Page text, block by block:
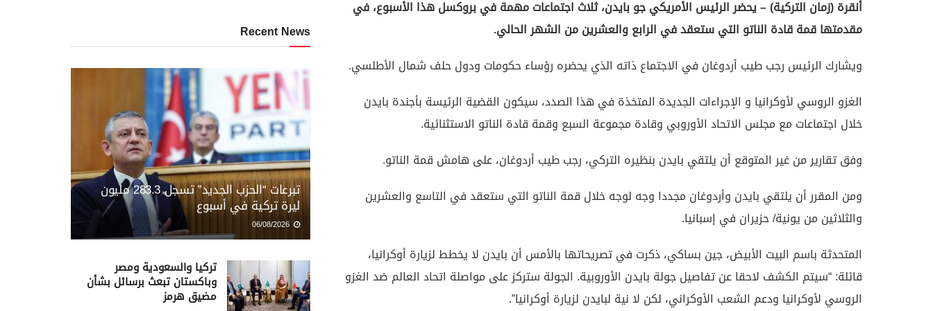
أنقرة (زمان التركية) – يحضر الرئيس الأمريكي جو بايدن، ثلاث اجتماعات مهمة في بروكسل هذا الأسبوع، في
مقدمتها قمة قادة الناتو التي ستعقد في الرابع والعشرين من الشهر الحالي.
ويشارك الرئيس رجب طيب أردوغان في الاجتماع ذاته الذي يحضره رؤساء حكومات ودول حلف شمال الأطلسي.
الغزو الروسي لأوكرانيا و الإجراءات الجديدة المتخذة في هذا الصدد، سيكون القضية الرئيسة بأجندة بايدن
خلال اجتماعات مع مجلس الاتحاد الأوروبي وقادة مجموعة السبع وقمة قادة الناتو الاستثنائية.
وفق تقارير من غير المتوقع أن يلتقي بايدن بنظيره التركي، رجب طيب أردوغان، على هامش قمة الناتو.
ومن المقرر أن يلتقي بايدن وأردوغان مجددا وجه لوجه خلال قمة الناتو التي ستعقد في التاسع والعشرين
والثلاثين من يونية/ حزيران في إسبانيا.
المتحدثة باسم البيت الأبيض، جين بساكي، ذكرت في تصريحاتها بالأمس أن بايدن لا يخطط لزيارة أوكرانيا،
قائلة: “سيتم الكشف لاحقا عن تفاصيل جولة بايدن الأوروبية. الجولة ستركز على مواصلة اتحاد العالم ضد الغزو
الروسي لأوكرانيا ودعم الشعب الأوكراني، لكن لا نية لبايدن لزيارة أوكرانيا”.
Recent News
تبرعات “الحزب الجديد” تسجل 283.3 مليون
ليرة تركية في أسبوع
تركيا والسعودية ومصر
وباكستان تبعث برسائل بشأن
مضيق هرمز